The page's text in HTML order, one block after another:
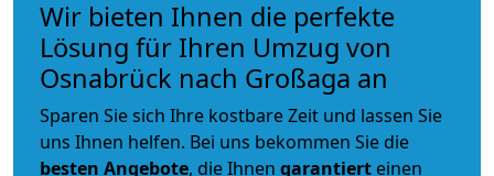
Wir bieten Ihnen die perfekte
Lösung für Ihren Umzug von
Osnabrück nach Großaga an
Sparen Sie sich Ihre kostbare Zeit und lassen Sie
uns Ihnen helfen. Bei uns bekommen Sie die
besten Angebote, die Ihnen garantiert einen